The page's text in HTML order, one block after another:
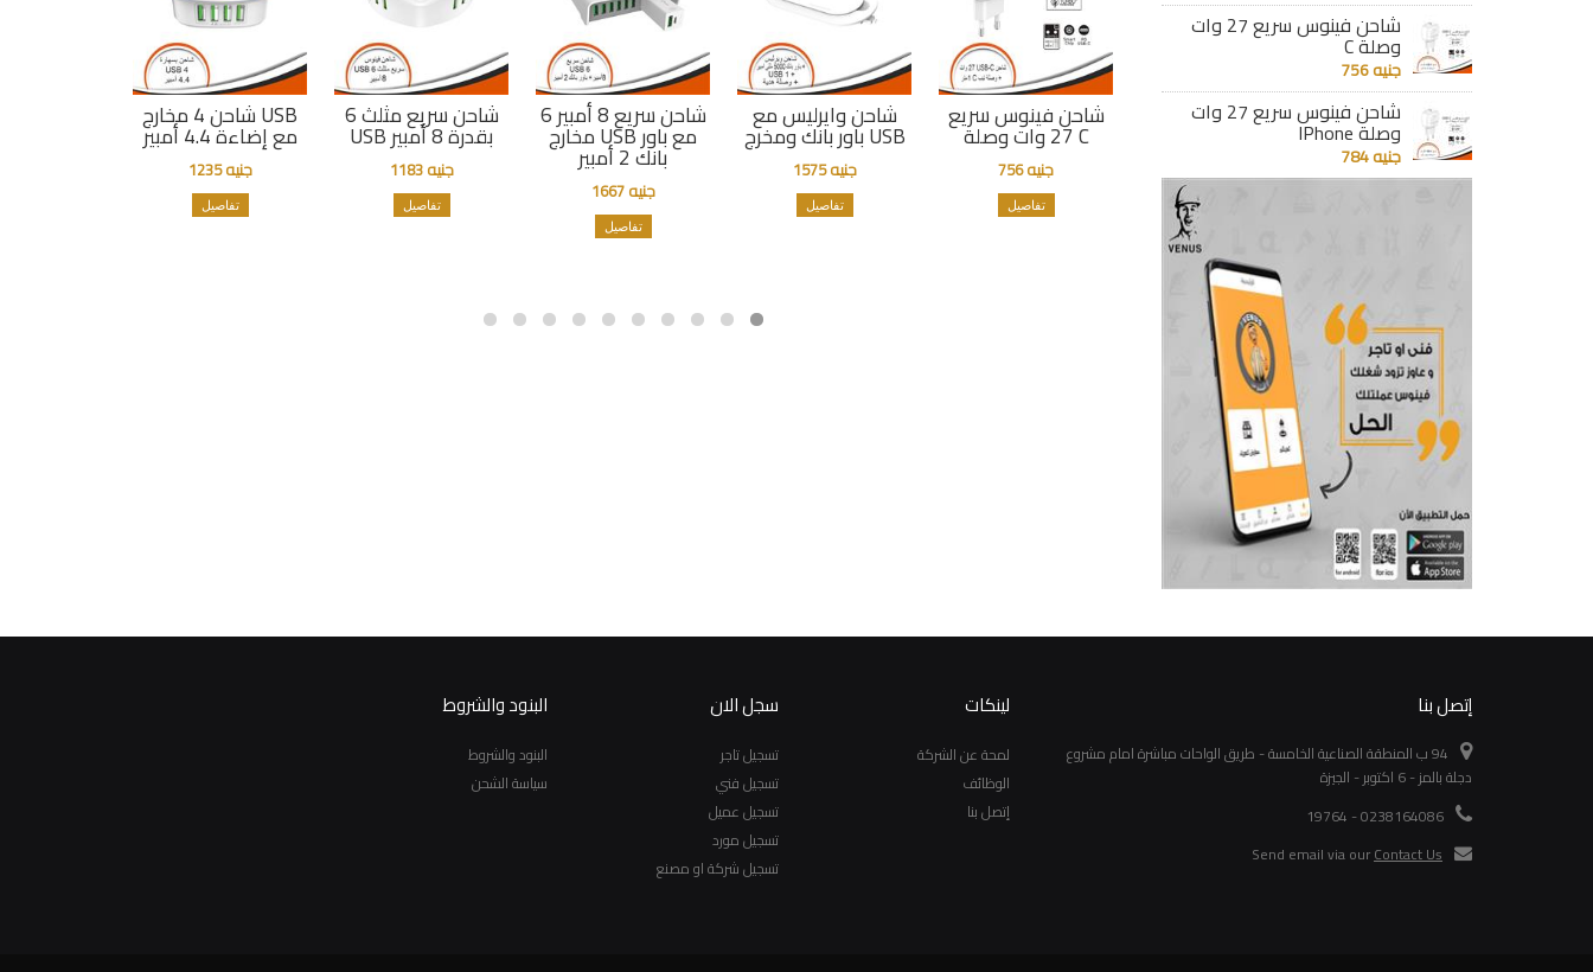
شاحن فينوس سريع 27 وات
وصلة C
جنيه 756
شاحن فينوس سريع 27 وات
وصلة IPhone
جنيه 784
شاحن 4 مخارج USB
مع إضاءة 4.4 أمبير
جنيه 1235
تفاصيل
شاحن سريع مثلث 6
USB بقدرة 8 أمبير
جنيه 1183
تفاصيل
شاحن سريع 8 أمبير 6
مخارج USB مع باور
بانك 2 أمبير
جنيه 1667
تفاصيل
شاحن وايرليس مع
باور بانك ومخرج USB
جنيه 1575
تفاصيل
شاحن فينوس سريع
27 وات وصلة C
جنيه 756
تفاصيل
شاحن فينوس سريع
27 وات وصلة IPhone
شاحن سريع 4 مخارج
USB وبريزة MK
جنيه 1961
إتصل بنا
94 ب المنطقة الصناعية الخامسة - طريق الواحات مباشرة امام مشروع
دجلة بالمز - 6 اكتوبر - الجيزة
0238164086 - 19764
Send email via ourContact Us
لينكات
لمحة عن الشركة
الوظائف
إتصل بنا
سجل الان
تسجيل تاجر
تسجيل فني
تسجيل عميل
تسجيل مورد
تسجيل شركة او مصنع
البنود والشروط
البنود والشروط
سياسة الشحن